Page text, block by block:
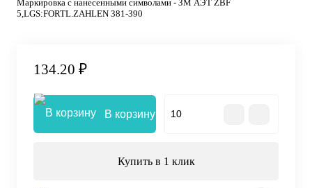
Маркировка с нанесенными символами - ЗМ АЭТ ZBF
5,LGS:FORTL.ZAHLEN 381-390
134.20 ₽
В корзину
Купить в 1 клик